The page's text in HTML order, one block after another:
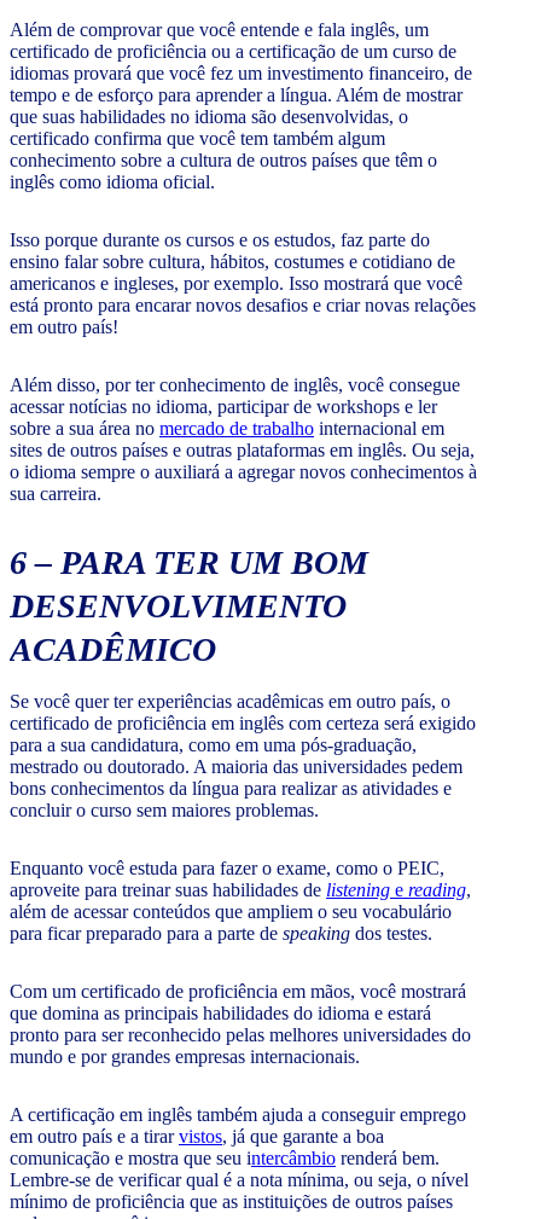
Além de comprovar que você entende e fala inglês, um
certificado de proficiência ou a certificação de um curso de
idiomas provará que você fez um investimento financeiro, de
tempo e de esforço para aprender a língua. Além de mostrar
que suas habilidades no idioma são desenvolvidas, o
certificado confirma que você tem também algum
conhecimento sobre a cultura de outros países que têm o
inglês como idioma oficial.
Isso porque durante os cursos e os estudos, faz parte do
ensino falar sobre cultura, hábitos, costumes e cotidiano de
americanos e ingleses, por exemplo. Isso mostrará que você
está pronto para encarar novos desafios e criar novas relações
em outro país!
Além disso, por ter conhecimento de inglês, você consegue
acessar notícias no idioma, participar de workshops e ler
sobre a sua área no mercado de trabalho internacional em
sites de outros países e outras plataformas em inglês. Ou seja,
o idioma sempre o auxiliará a agregar novos conhecimentos à
sua carreira.
6 – PARA TER UM BOM
DESENVOLVIMENTO
ACADÊMICO
Se você quer ter experiências acadêmicas em outro país, o
certificado de proficiência em inglês com certeza será exigido
para a sua candidatura, como em uma pós-graduação,
mestrado ou doutorado. A maioria das universidades pedem
bons conhecimentos da língua para realizar as atividades e
concluir o curso sem maiores problemas.
Enquanto você estuda para fazer o exame, como o PEIC,
aproveite para treinar suas habilidades de listening e reading,
além de acessar conteúdos que ampliem o seu vocabulário
para ficar preparado para a parte de speaking dos testes.
Com um certificado de proficiência em mãos, você mostrará
que domina as principais habilidades do idioma e estará
pronto para ser reconhecido pelas melhores universidades do
mundo e por grandes empresas internacionais.
A certificação em inglês também ajuda a conseguir emprego
em outro país e a tirarvistos, já que garante a boa
comunicação e mostra que seu intercâmbio renderá bem.
Lembre-se de verificar qual é a nota mínima, ou seja, o nível
mínimo de proficiência que as instituições de outros países